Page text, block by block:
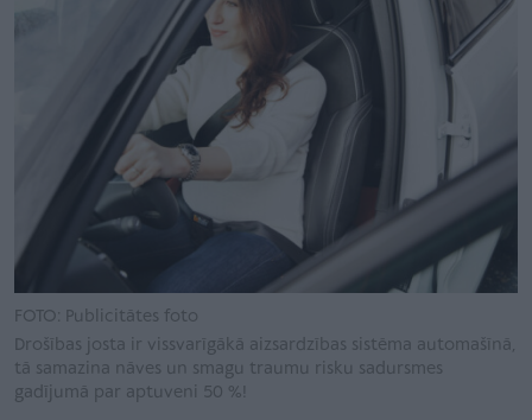
FOTO: Publicitātes foto
Drošības josta ir vissvarīgākā aizsardzības sistēma automašīnā,
tā samazina nāves un smagu traumu risku sadursmes
gadījumā par aptuveni 50 %!